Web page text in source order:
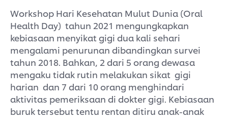
Workshop Hari Kesehatan Mulut Dunia (Oral
Health Day) tahun 2021 mengungkapkan
kebiasaan menyikat gigi dua kali sehari
mengalami penurunan dibandingkan survei
tahun 2018. Bahkan, 2 dari 5 orang dewasa
mengaku tidak rutin melakukan sikat gigi
harian dan 7 dari 10 orang menghindari
aktivitas pemeriksaan di dokter gigi. Kebiasaan
buruk tersebut tentu rentan ditiru anak-anak